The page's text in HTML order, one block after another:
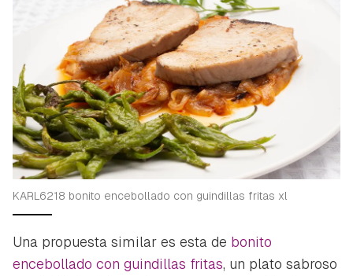
KARL6218 bonito encebollado con guindillas fritas xl
Una propuesta similar es esta de bonito
encebollado con guindillas fritas, un plato sabroso